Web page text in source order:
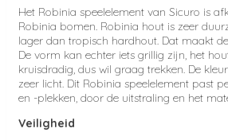
Het Robinia speelelement van Sicuro is
Robinia bomen. Robinia hout is zeer
lager dan tropisch hardhout. Dat maakt
De vorm kan echter iets grillig zijn, het
kruisdradig, dus wil graag trekken. De
zeer licht. Dit Robinia speelelement past
en -plekken, door de uitstraling en het
Veiligheid